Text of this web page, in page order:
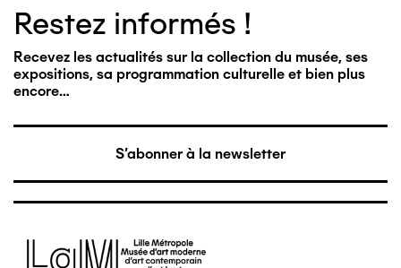
Restez informés !
Recevez les actualités sur la collection du musée, ses
expositions, sa programmation culturelle et bien plus
encore…
S'abonner à la newsletter
Image